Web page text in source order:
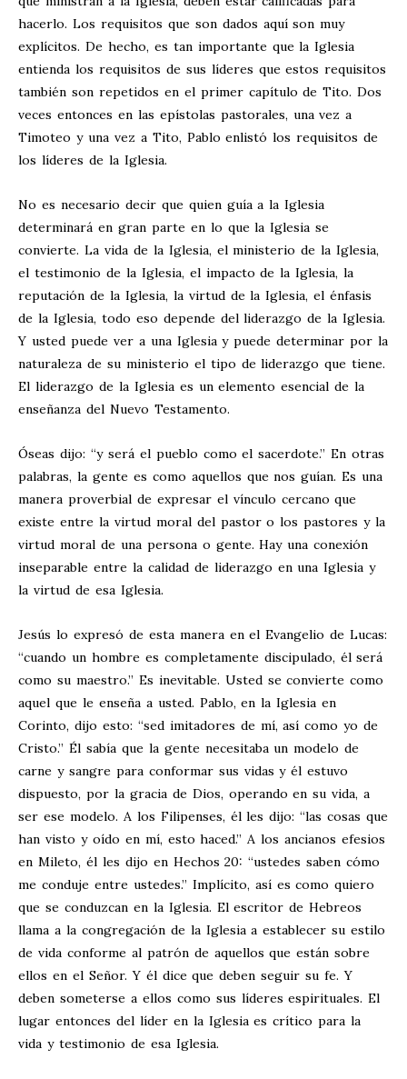
hacerlo. Los requisitos que son dados aquí son muy
explícitos. De hecho, es tan importante que la Iglesia
entienda los requisitos de sus líderes que estos requisitos
también son repetidos en el primer capítulo de Tito. Dos
veces entonces en las epístolas pastorales, una vez a
Timoteo y una vez a Tito, Pablo enlistó los requisitos de
los líderes de la Iglesia.
No es necesario decir que quien guía a la Iglesia
determinará en gran parte en lo que la Iglesia se
convierte. La vida de la Iglesia, el ministerio de la Iglesia,
el testimonio de la Iglesia, el impacto de la Iglesia, la
reputación de la Iglesia, la virtud de la Iglesia, el énfasis
de la Iglesia, todo eso depende del liderazgo de la Iglesia.
Y usted puede ver a una Iglesia y puede determinar por la
naturaleza de su ministerio el tipo de liderazgo que tiene.
El liderazgo de la Iglesia es un elemento esencial de la
enseñanza del Nuevo Testamento.
Óseas dijo: “y será el pueblo como el sacerdote.” En otras
palabras, la gente es como aquellos que nos guían. Es una
manera proverbial de expresar el vínculo cercano que
existe entre la virtud moral del pastor o los pastores y la
virtud moral de una persona o gente. Hay una conexión
inseparable entre la calidad de liderazgo en una Iglesia y
la virtud de esa Iglesia.
Jesús lo expresó de esta manera en el Evangelio de Lucas:
“cuando un hombre es completamente discipulado, él será
como su maestro.” Es inevitable. Usted se convierte como
aquel que le enseña a usted. Pablo, en la Iglesia en
Corinto, dijo esto: “sed imitadores de mí, así como yo de
Cristo.” Él sabía que la gente necesitaba un modelo de
carne y sangre para conformar sus vidas y él estuvo
dispuesto, por la gracia de Dios, operando en su vida, a
ser ese modelo. A los Filipenses, él les dijo: “las cosas que
han visto y oído en mí, esto haced.” A los ancianos efesios
en Mileto, él les dijo en Hechos 20: “ustedes saben cómo
me conduje entre ustedes.” Implícito, así es como quiero
que se conduzcan en la Iglesia. El escritor de Hebreos
llama a la congregación de la Iglesia a establecer su estilo
de vida conforme al patrón de aquellos que están sobre
ellos en el Señor. Y él dice que deben seguir su fe. Y
deben someterse a ellos como sus líderes espirituales. El
lugar entonces del líder en la Iglesia es crítico para la
vida y testimonio de esa Iglesia.